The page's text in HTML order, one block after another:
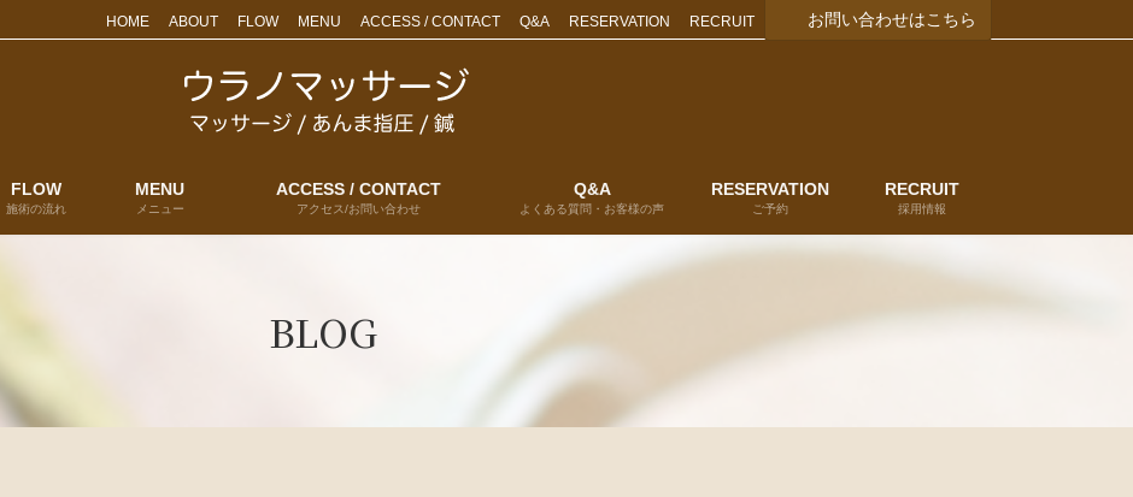
HOME ABOUT FLOW MENU ACCESS / CONTACT Q&A RESERVATION RECRUIT お問い合わせはこちら
FLOW
施術の流れ
MENU
メニュー
ACCESS / CONTACT
アクセス/お問い合わせ
Q&A
よくある質問・お客様の声
RESERVATION
ご予約
RECRUIT
採用情報
BLOG